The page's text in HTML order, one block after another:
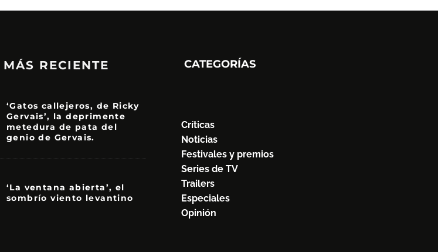
RECIENTE
‘Gatos callejeros, de Ricky
Gervais’, la deprimente
metedura de pata del
genio de Gervais.
‘La ventana abierta’, el
sombrío viento levantino
CATEGORÍAS
Críticas
Noticias
Festivales y premios
Series de TV
Trailers
Especiales
Opinión